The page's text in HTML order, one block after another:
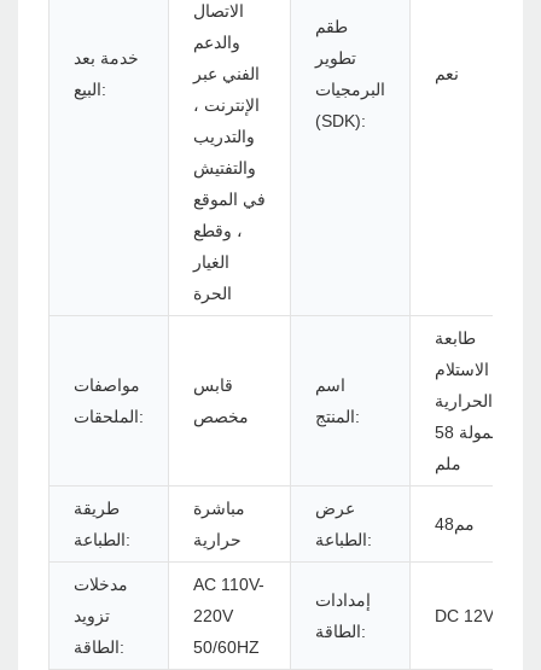
خدمة بعد
البيع:
الاتصال
والدعم
الفني عبر
الإنترنت ،
والتدريب
والتفتيش
في الموقع
، وقطع
الغيار
الحرة
طقم
تطوير
البرمجيات
(SDK):
نعم
مواصفات
الملحقات:
قابس
مخصص
اسم
المنتج:
طابعة
الاستلام
الحرارية
المحمولة 58
ملم
طريقة
الطباعة:
مباشرة
حرارية
عرض
الطباعة:
مم48
مدخلات
تزويد
الطاقة:
AC 110V-
220V
50/60HZ
إمدادات
الطاقة:
DC 12V/1A